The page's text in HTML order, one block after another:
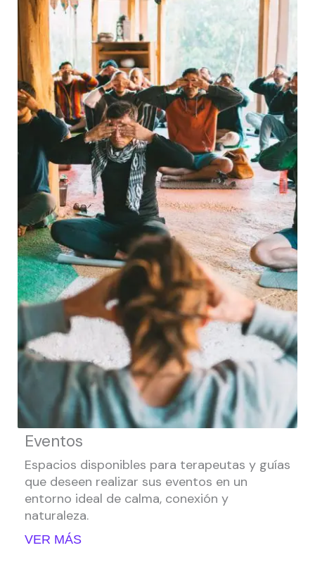
Eventos
Espacios disponibles para terapeutas y guías
que deseen realizar sus eventos en un
entorno ideal de calma, conexión y
naturaleza.
VER MÁS